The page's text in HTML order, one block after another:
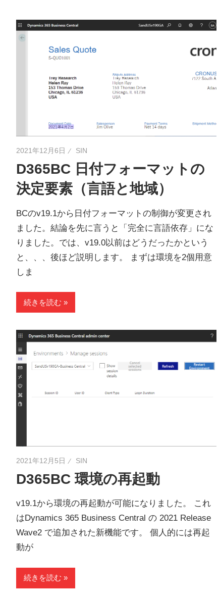
2021年12月6日 SIN
D365BC 日付フォーマットの
決定要素（言語と地域）
BCのv19.1から日付フォーマットの制御が変更され
ました。結論を先に言うと「完全に言語依存」にな
りました。では、v19.0以前はどうだったかという
と、、、後ほど説明します。 まずは環境を2個用意
しま
続きを読む
2021年12月5日 SIN
D365BC 環境の再起動
v19.1から環境の再起動が可能になりました。 これ
はDynamics 365 Business Central の 2021 Release
Wave2 で追加された新機能です。 個人的には再起
動が
続きを読む